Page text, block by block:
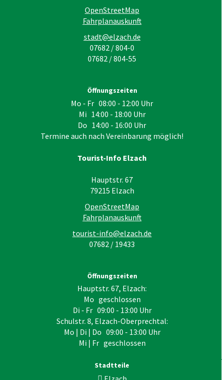
OpenStreetMap
Fahrplanauskunft
stadt@elzach.de
07682 / 804-0
07682 / 804-55
Öffnungszeiten
Mo - Fr 08:00 - 12:00 Uhr
Mi 14:00 - 18:00 Uhr
Do 14:00 - 16:00 Uhr
Termine auch nach Vereinbarung möglich!
Tourist-Info Elzach
Hauptstr. 67
79215 Elzach
OpenStreetMap
Fahrplanauskunft
tourist-info@elzach.de
07682 / 19433
Öffnungszeiten
Hauptstr. 67, Elzach:
Mo geschlossen
Di - Fr 09:00 - 13:00 Uhr
Schulstr. 8, Elzach-Oberprechtal:
Mo | Di | Do 09:00 - 13:00 Uhr
Mi | Fr geschlossen
Stadtteile